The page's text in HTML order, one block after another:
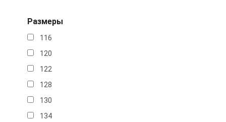
КОНТАКТЫ
Размеры
116
120
122
128
130
134